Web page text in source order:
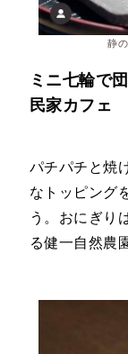
静
ミニ七輪で
民家カフェ
パチパチと焼
なトッピング
う。おにぎり
る健一自然農